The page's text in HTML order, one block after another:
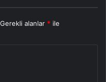
Gerekli alanlar * ile